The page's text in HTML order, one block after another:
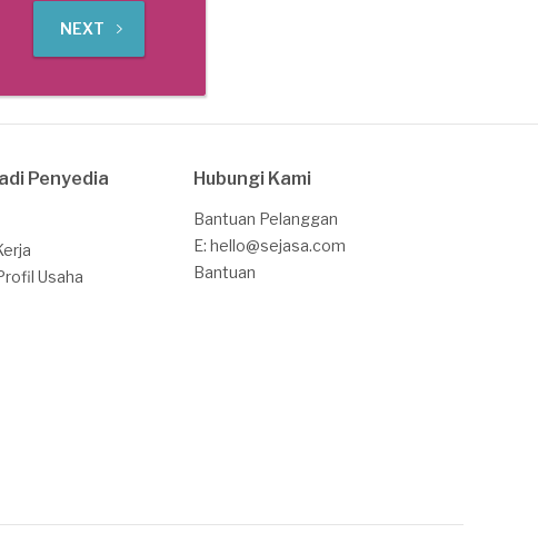
NEXT
Penyedia
Usaha
Hubungi Kami
Bantuan Pelanggan
E: hello@sejasa.com
Bantuan